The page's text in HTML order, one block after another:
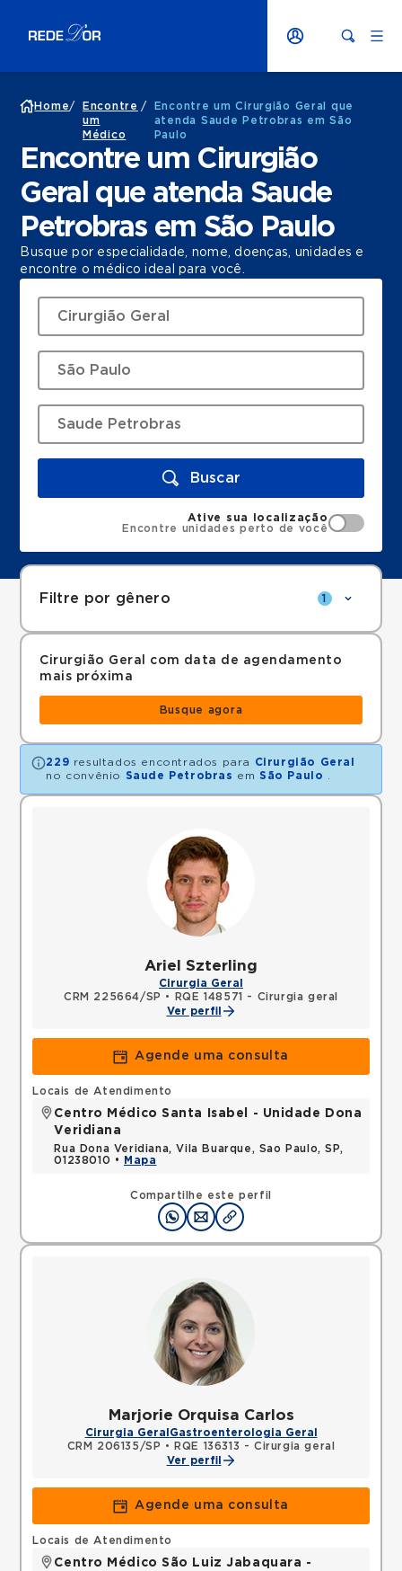
Home/
Encontre
um
Médico
/
Encontre um Cirurgião Geral que
atenda Saude Petrobras em São
Paulo
Encontre um Cirurgião
Geral que atenda Saude
Petrobras em São Paulo
Busque por especialidade, nome, doenças, unidades e
encontre o médico ideal para você.
Buscar
Ative sua localização
Encontre unidades perto de você
Filtre por gênero 1
Cirurgião Geral com data de agendamento
mais próxima
Busque agora
229 resultados encontrados para
Cirurgião Geral
no convênio
Saude Petrobras em São Paulo
Ariel Szterling
Cirurgia Geral
CRM 225664/SP •
RQE 148571 - Cirurgia geral
Ver perfil
Agende uma consulta
Compartilhe este perfil
Locais de Atendimento
Centro Médico Santa Isabel - Unidade Dona
Veridiana
Rua Dona Veridiana, Vila Buarque, Sao Paulo, SP,
01238010 •
Mapa
Marjorie Orquisa Carlos
Cirurgia Geral Gastroenterologia Geral
CRM 206135/SP •
RQE 136313 - Cirurgia geral
Ver perfil
Agende uma consulta
Locais de Atendimento
Centro Médico São Luiz Jabaquara -